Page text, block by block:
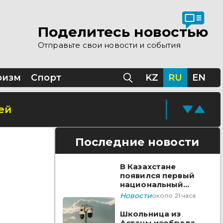
Поделитесь новостью
Отправьте свои новости и события
Спорт KZ RU EN
Последние новости
В Казахстане
появился первый
национальный
стандарт
Новостиоколо 21 часа
Школьница из